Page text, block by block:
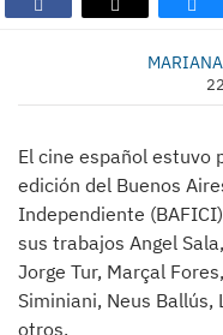
El cine español estuvo
edición del Buenos
Independiente
sus trabajos Angel
Jorge Tur, Marçal
Siminiani, Neus
otros.